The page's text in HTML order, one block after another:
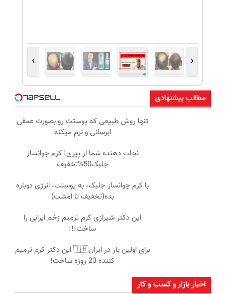
‹
›
مطالب پیشنهادی
تنها روش طبیعی که پوستت رو بصورت عمقی
ابرسانی و نرم میکنه
نجات دهنده شما از پیری! کرم جوانساز
جلبک50%تخفیف
با کرم جوانساز جلبک، به پوستت، انرژی دوباره
بده(تخفیف تا امشب)
این دکتر شیرازی کرم ترمیم زخم ایرانی را
ساخت!!!
برای اولین بار در ایران🇮🇷 این دکتر کرم ترمیم
کننده 23 روزه ساخت!
اخبار بازار و کسب و کار